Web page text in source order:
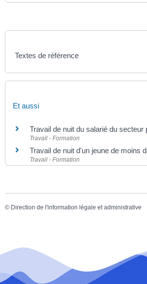
Textes de référence
Et aussi
Travail de nuit du salarié du secteur
Travail - Formation
Travail de nuit d'un jeune de moins
Travail - Formation
© Direction de l'information légale et administrative